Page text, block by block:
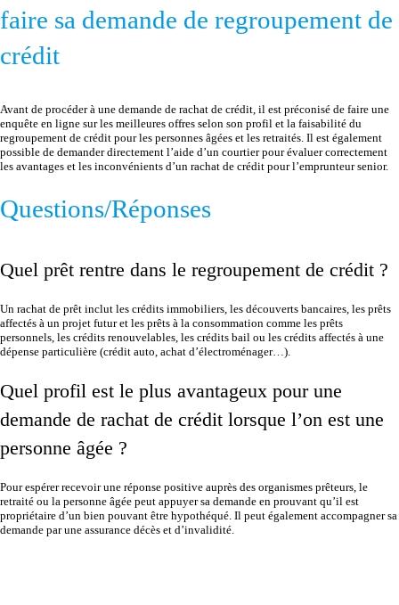
faire sa demande de regroupement de
crédit
Avant de procéder à une demande de rachat de crédit, il est préconisé de faire une
enquête en ligne sur les meilleures offres selon son profil et la faisabilité du
regroupement de crédit pour les personnes âgées et les retraités. Il est également
possible de demander directement l’aide d’un courtier pour évaluer correctement
les avantages et les inconvénients d’un rachat de crédit pour l’emprunteur senior.
Questions/Réponses
Quel prêt rentre dans le regroupement de crédit ?
Un rachat de prêt inclut les crédits immobiliers, les découverts bancaires, les prêts
affectés à un projet futur et les prêts à la consommation comme les prêts
personnels, les crédits renouvelables, les crédits bail ou les crédits affectés à une
dépense particulière (crédit auto, achat d’électroménager…).
Quel profil est le plus avantageux pour une
demande de rachat de crédit lorsque l’on est une
personne âgée ?
Pour espérer recevoir une réponse positive auprès des organismes prêteurs, le
retraité ou la personne âgée peut appuyer sa demande en prouvant qu’il est
propriétaire d’un bien pouvant être hypothéqué. Il peut également accompagner sa
demande par une assurance décès et d’invalidité.